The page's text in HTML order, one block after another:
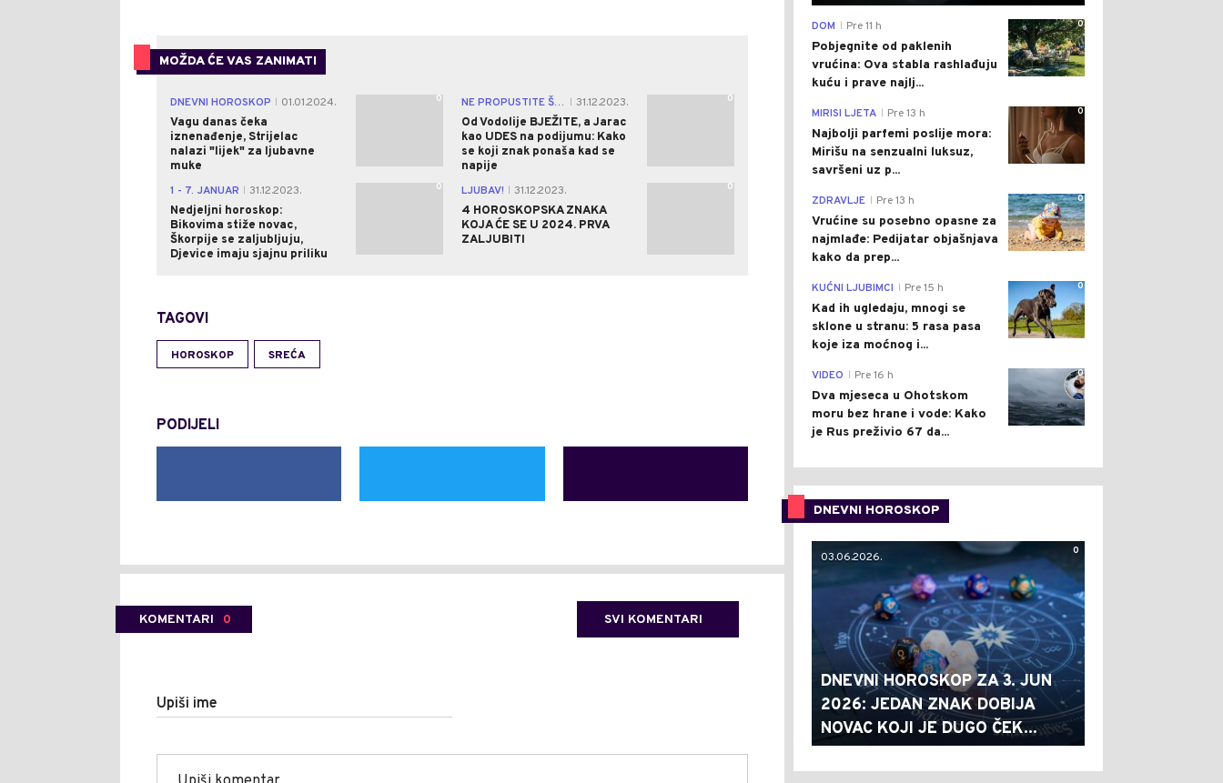
MOŽDA ĆE VAS ZANIMATI
DNEVNI HOROSKOP
01.01.2024.
Vagu danas čeka
iznenađenje, Strijelac
nalazi "lijek" za ljubavne
muke
0 NE PROPUSTITE ŠANSU!
31.12.2023.
Od Vodolije BJEŽITE, a Jarac
kao UDES na podijumu: Kako
se koji znak ponaša kad se
napije
0
1 - 7. JANUAR
31.12.2023.
Nedjeljni horoskop:
Bikovima stiže novac,
Škorpije se zaljubljuju,
Djevice imaju sjajnu priliku
0 LJUBAV!
31.12.2023.
4 HOROSKOPSKA ZNAKA
KOJA ĆE SE U 2024. PRVA
ZALJUBITI
0
TAGOVI
HOROSKOP SREĆA
PODIJELI
KOMENTARI 0 SVI KOMENTARI
Upiši ime
0
DOM Pre 11 h
Pobjegnite od paklenih
vrućina: Ova stabla rashlađuju
kuću i prave najlj...
0
MIRISI LJETA Pre 13 h
Najbolji parfemi poslije mora:
Mirišu na senzualni luksuz,
savršeni uz p...
0
ZDRAVLJE Pre 13 h
Vrućine su posebno opasne za
najmlađe: Pedijatar objašnjava
kako da prep...
0
KUĆNI LJUBIMCI Pre 15 h
Kad ih ugledaju, mnogi se
sklone u stranu: 5 rasa pasa
koje iza moćnog i...
0
VIDEO Pre 16 h
Dva mjeseca u Ohotskom
moru bez hrane i vode: Kako
je Rus preživio 67 da...
DNEVNI HOROSKOP
0
03.06.2026.
DNEVNI HOROSKOP ZA 3. JUN
2026: JEDAN ZNAK DOBIJA
NOVAC KOJI JE DUGO ČEK...